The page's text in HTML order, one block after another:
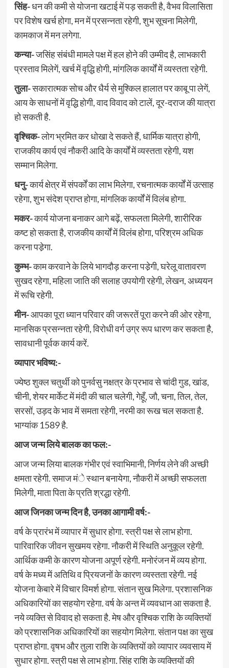
सिंह-धन की कमी से योजना खटाई में पड़ सकती है, वैभव विलासिता
पर विशेष खर्च होगा, मन में प्रसन्नता रहेगी, शुभ सूचना मिलेगी,
कामकाज में मन लगेगा.
कन्या-जसिंह संबंधी मामले पक्ष में हल होने की उम्मीद है, लाभकारी
प्रस्ताव मिलेगें, खर्च में वृद्धि होगी, मांगलिक कार्यों में व्यस्तता रहेगी.
तुला-सकारात्मक सोच और धैर्य से मुश्किल हालात पर काबू पा लेगें,
आय के साधनों में वृद्धि होगी, वाद विवाद को टालें, दूर-दराज की यात्रा
हो सकती है.
वृश्चिक-लोग भ्रमित कर धोखा दे सकते हैं, धार्मिक यात्रा होगी,
राजकीय कार्य एवं नौकरी आदि के कार्यों में व्यस्तता रहेगी, यश
सम्मान मिलेगा.
धनु-कार्य क्षेत्र में संपर्कों का लाभ मिलेगा, रचनात्मक कार्यों में उत्साह
रहेगा, शुभ संदेश प्राप्त होगा, मांगलिक कार्यों में विलंब होगा.
मकर-कार्य योजना बनाकर आगे बढ़ें, सफलता मिलेगी, शारीरिक
कष्ट हो सकता है, राजकीय कार्यों में विलंब होगा, परिश्रम अधिक
करना पडे़गा.
कुम्भ-काम करवाने के लिये भागदौड़ करना पडे़गी, घरेलू वातावरण
सुखद रहेगा, महिला जाति की सलाह उपयोगी रहेगी, लेखन, अध्ययन
में रूचि रहेगी.
मीन-आपका पूरा ध्यान परिवार की जरूरतें पूरा करने की ओर रहेगा,
मानसिक प्रसन्नता रहेगी, विरोधी वर्ग उग्र रूप धारण कर सकता है,
सावधानी पूर्वक कार्य करें.
व्यापार भविष्य:-
ज्येष्ठ शुक्ल चतुर्थी को पुनर्वसु नक्षत्र के प्रभाव से चांदी गुड, खांड,
चीनी, शेयर मार्केट में मंदी की चाल चलेगी, गेहूँ, जौ, चना, तिल, तेल,
सरसों, उड़द के भाव में समता रहेगी, नरमी का रूख चल सकता है.
भाग्यांक 1589 है.
आज जन्म लिये बालक का फल:-
आज जन्म लिया बालक गंभीर एवं स्वाभिमानी, निर्णय लेने की अच्छी
क्षमता रहेगी. समाज मंे स्थान बनायेगा, नौकरी में अच्छी सफलता
मिलेगी, माता पिता के प्रति श्रद्धा रहेगी.
आज जिनका जन्म दिन है, उनका आगामी वर्ष:-
वर्ष के प्रारंभ में व्यापार में सुधार होगा. स्त्री पक्ष से लाभ होगा.
पारिवारिक जीवन सुखमय रहेगा. नौकरी में स्थिति अनुकूल रहेगी.
आर्थिक कमी के कारण योजना अपूर्ण रहेगी. मनोरंजन में व्यय होगा.
वर्ष के मध्य में अतिथि व प्रियजनों के कारण व्यस्तता रहेगी. नई
योजना केबारे में विचार विमर्श होगा. संतान सुख मिलेगा. प्रशासनिक
अधिकारियों का सहयोग रहेगा. वर्ष के अन्त में व्यवधान आ सकता है.
नये व्यक्ति से विवाद हो सकता है. मेष और वृश्चिक राशि के व्यक्तियों
को प्रशासनिक अधिकारियों का सहयोग मिलेगा. संतान पक्ष का सुख
प्राप्त होगा. वृषभ और तुला राशि के व्यक्तियों को व्यापार व्यवसाय में
सुधार होगा. स्त्री पक्ष से लाभ होगा. सिंह राशि के व्यक्तियों की